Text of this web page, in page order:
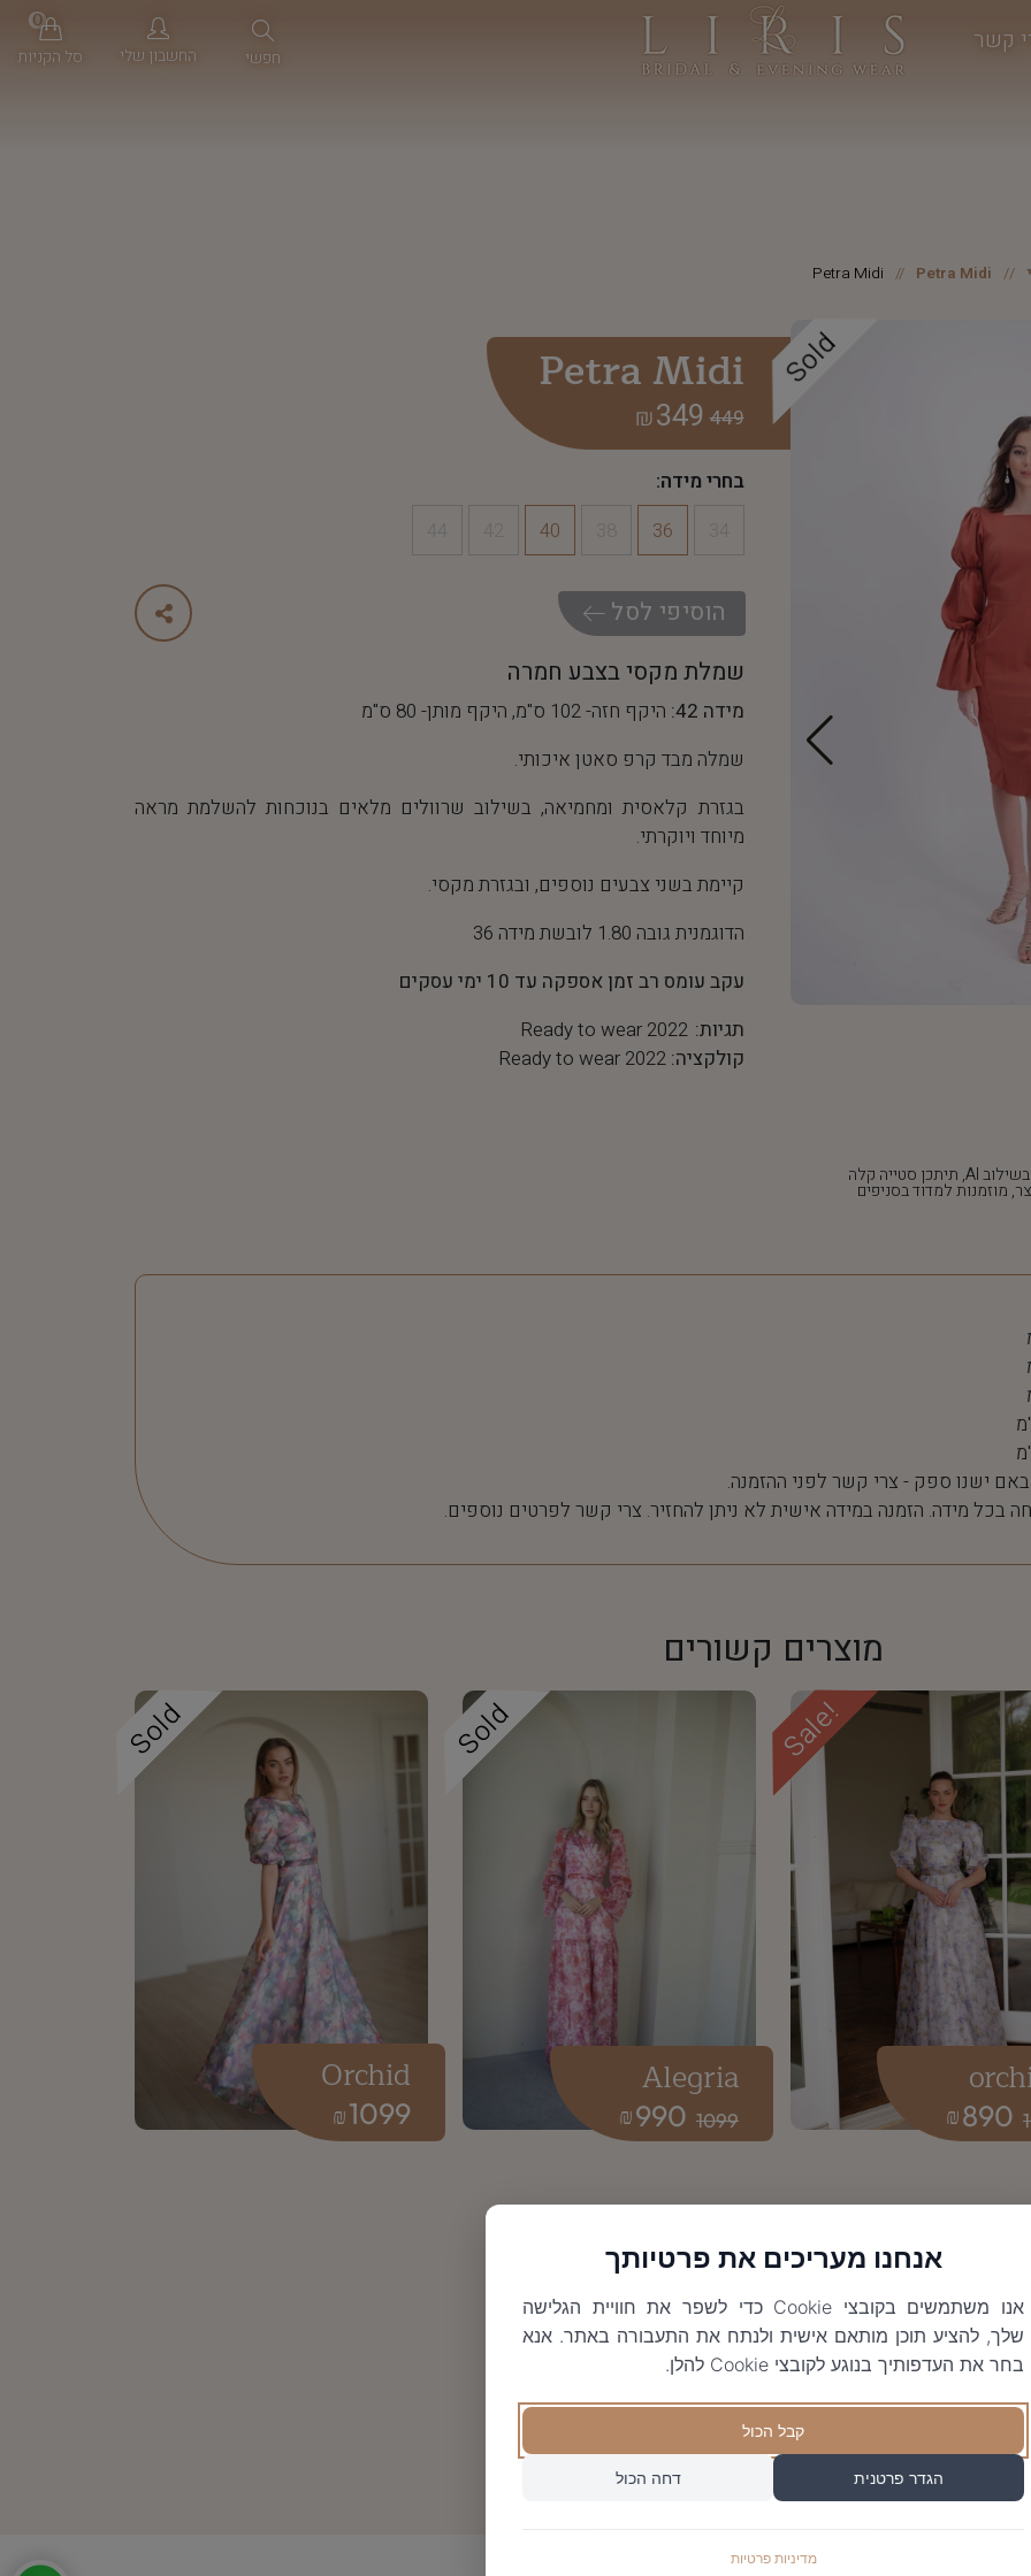
קשר
חפשי החשבון שלי סל הקניות
0
Petra Midi
Petra Midi
Sold
*חלק מהתמונות נוצרו בשילוב AI, תיתכן סטייה קלה
מוזמנות למדוד בסניפים
Petra Midi
449
349
₪
בחרי מידה:
36
40
הוסיפי לסל
שמלת מקסי בצבע חמרה
מידה 42:
היקף חזה- 102 ס"מ, היקף מותן- 80 ס"מ
שמלה מבד קרפ סאטן איכותי.
בגזרת קלאסית ומחמיאה, בשילוב שרוולים מלאים בנוכחות להשלמת מראה
מיוחד ויוקרתי.
קיימת בשני צבעים נוספים, ובגזרת מקסי.
הדוגמנית גובה 1.80 לובשת מידה 36
עקב עומס רב זמן אספקה עד 10 ימי עסקים
תגיות: Ready to wear 2022
קולקציה:Ready to wear 2022
באם ישנו ספק - צרי קשר לפני ההזמנה.
בכל מידה. הזמנה במידה אישית לא ניתן להחזיר. צרי קשר לפרטים נוספים.
מוצרים קשורים
Sale!
890
₪
Sold
1099
990
₪
Alegria
Sold
1099
₪
Orchid
אנחנו מעריכים את פרטיותך
אנו משתמשים בקובצי Cookie כדי לשפר את חוויית הגלישה
שלך, להציע תוכן מותאם אישית ולנתח את התעבורה באתר. אנא
בחר את העדפותיך בנוגע לקובצי Cookie להלן.
קבל הכול
הגדר פרטנית דחה הכול
מדיניות פרטיות